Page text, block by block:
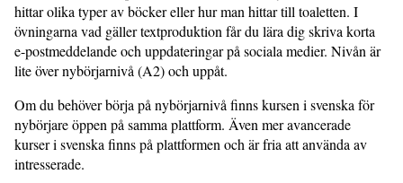
hittar olika typer av böcker eller hur man hittar till toaletten. I
övningarna vad gäller textproduktion får du lära dig skriva korta
e-postmeddelande och uppdateringar på sociala medier. Nivån är
lite över nybörjarnivå (A2) och uppåt.
Om du behöver börja på nybörjarnivå finns kursen i svenska för
nybörjare öppen på samma plattform. Även mer avancerade
kurser i svenska finns på plattformen och är fria att använda av
intresserade.